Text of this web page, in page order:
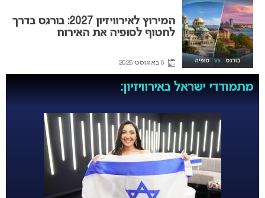
המירוץ לאירוויזיון 2027: בורגס בדרך
לחטוף לסופיה את האירוח
6 באוגוסט 2026
מתמודדי ישראל באירוויזיון: